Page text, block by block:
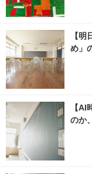
【
め」
【
のか